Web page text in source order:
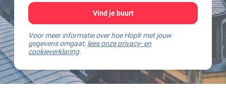
Vind je buurt
Voor meer informatie over hoe Hoplr met jouw
gegevens omgaat, lees onze privacy- en
cookieverklaring.